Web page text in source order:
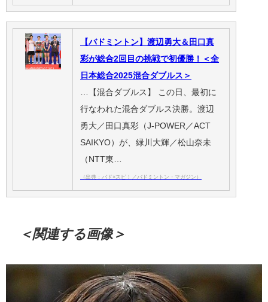
【バドミントン】渡辺勇大＆田口真
彩が総合2回目の挑戦で初優勝！＜全
日本総合2025混合ダブルス＞
…【混合ダブルス】 この日、最初に
行なわれた混合ダブルス決勝。渡辺
勇大／田口真彩（J-POWER／ACT
SAIKYO）が、緑川大輝／松山奈未
（NTT東…
（出典：バド×スピ！／バドミントン・マガジン）
＜関連する画像＞